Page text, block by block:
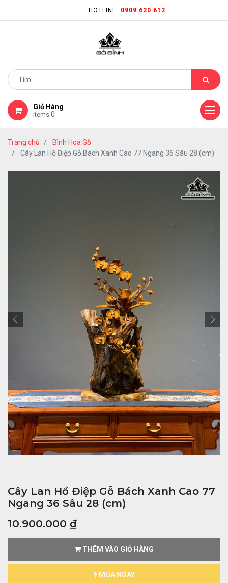
HOTLINE: 0909 620 612
Giỏ Hàng
Items 0
Trang chủ
Bình Hoa Gỗ
Cây Lan Hồ Điệp Gỗ Bách Xanh Cao 77 Ngang 36 Sâu 28 (cm)
Cây Lan Hồ Điệp Gỗ Bách Xanh Cao 77
Ngang 36 Sâu 28 (cm)
10.900.000 ₫
THÊM VÀO GIỎ HÀNG
MUA NGAY